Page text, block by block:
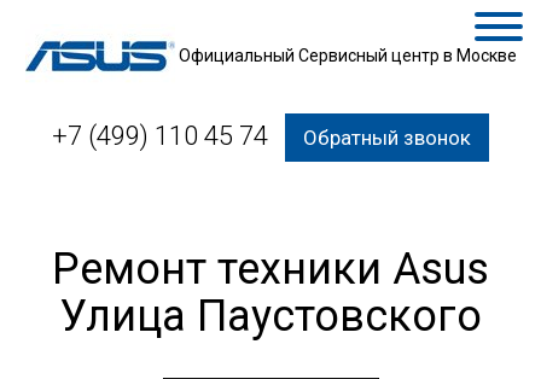
Официальный Сервисный центр в Москве
+7 (499) 110 45 74 Обратный звонок
Ремонт техники Asus
Улица Паустовского